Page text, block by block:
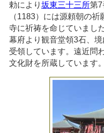
勅により 坂東三十三所第7
（1183）には源頼朝の
寺に祈祷を命じていまし
幕府より観音堂領3石、
受領しています。遠近問
文化財を所蔵しています。